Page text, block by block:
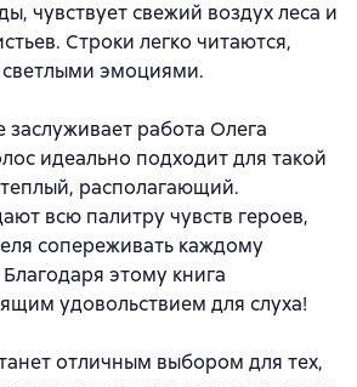
чувствует свежий воздух леса и
Строки легко читаются,
эмоциями.
работа Олега
идеально подходит для такой
располагающий.
всю палитру чувств героев,
сопереживать каждому
этому книга
удовольствием для слуха!
отличным выбором для тех,